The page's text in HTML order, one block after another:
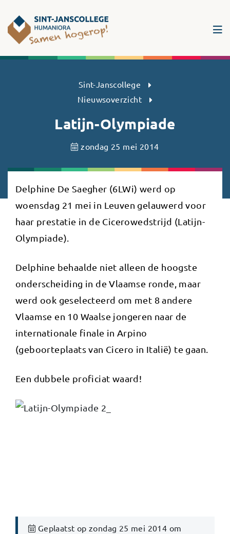
Sint-Janscollege Humaniora
Sint-Janscollege
Nieuwsoverzicht
Latijn-Olympiade
zondag 25 mei 2014
Delphine De Saegher (6LWi) werd op
woensdag 21 mei in Leuven gelauwerd voor
haar prestatie in de Cicerowedstrijd (Latijn-
Olympiade).
Delphine behaalde niet alleen de hoogste
onderscheiding in de Vlaamse ronde, maar
werd ook geselecteerd om met 8 andere
Vlaamse en 10 Waalse jongeren naar de
internationale finale in Arpino
(geboorteplaats van Cicero in Italië) te gaan.
Een dubbele proficiat waard!
Geplaatst op zondag 25 mei 2014 om